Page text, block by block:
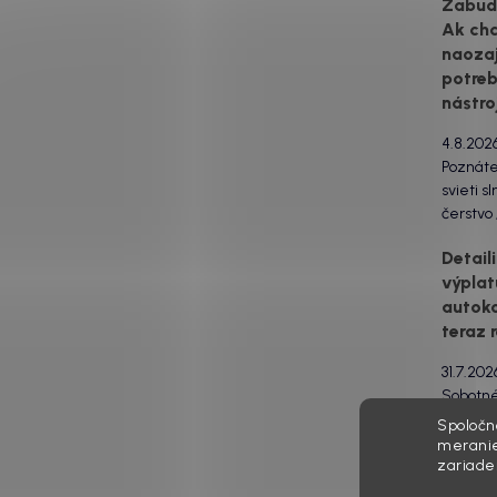
Ak
svieti
čerstvo
vás ide
drzo
teraz
pred
Pre
najlepší